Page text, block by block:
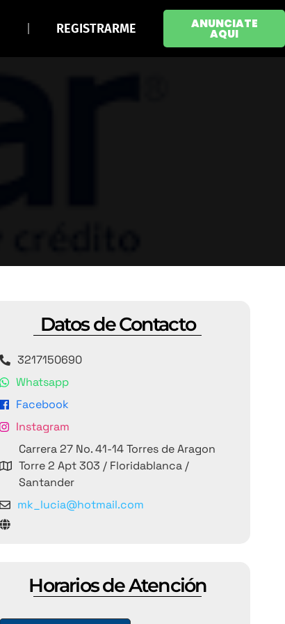
REGISTRARME ANUNCIATE
AQUI
Datos de Contacto
3217150690
Whatsapp
Facebook
Instagram
Carrera 27 No. 41-14 Torres de Aragon
Torre 2 Apt 303 / Floridablanca /
Santander
mk_lucia@hotmail.com
Horarios de Atención